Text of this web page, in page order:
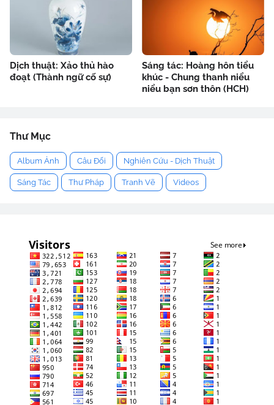
Dịch thuật: Xảo thủ hào
đoạt (Thành ngữ cố sự)
Sáng tác: Hoàng hôn tiểu
khúc - Chung thanh niểu
niểu bạn sơn thôn (HCH)
Thư Mục
Album Ảnh Câu Đối Nghiên Cứu - Dịch Thuật
Sáng Tác Thư Pháp Tranh Vẽ Videos